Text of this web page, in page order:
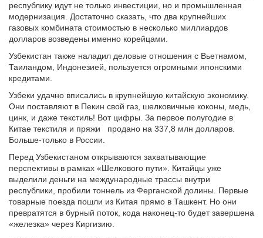
республику идут не только инвестиции, но и промышленная
модернизация. Достаточно сказать, что два крупнейших
газовых комбината стоимостью в несколько миллиардов
долларов возведены именно корейцами.
Узбекистан также наладил деловые отношения с Вьетнамом,
Таиландом, Индонезией, пользуется огромными японскими
кредитами.
Узбеки удачно вписались в крупнейшую китайскую экономику.
Они поставляют в Пекин свой газ, шелковичные коконы, медь,
цинк, и даже текстиль! Вот цифры. За первое полугодие в
Китае текстиля и пряжи продано на 337,8 млн долларов.
Больше-только в России.
Перед Узбекистаном открываются захватывающие
перспективы в рамках «Шелкового пути». Китайцы уже
выделили деньги на международные трассы внутри
республики, пробили тоннель из Ферганской долины. Первые
товарные поезда пошли из Китая прямо в Ташкент. Но они
превратятся в бурный поток, кода наконец-то будет завершена
«железка» через Киргизию.